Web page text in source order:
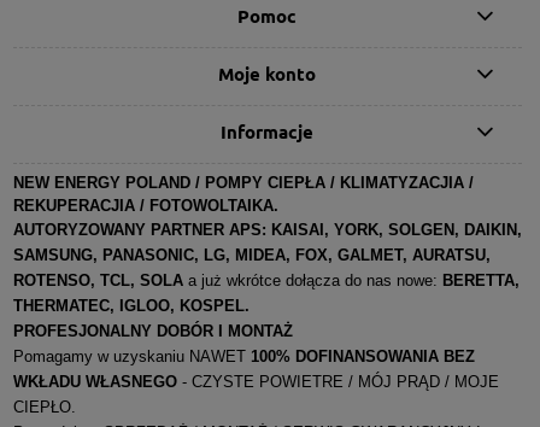
Pomoc
Moje konto
Informacje
NEW ENERGY POLAND / POMPY CIEPŁA / KLIMATYZACJIA /
REKUPERACJIA / FOTOWOLTAIKA.
AUTORYZOWANY PARTNER APS: KAISAI, YORK, SOLGEN, DAIKIN,
SAMSUNG, PANASONIC, LG, MIDEA, FOX, GALMET, AURATSU,
ROTENSO, TCL, SOLA a już wkrótce dołącza do nas nowe: BERETTA,
THERMATEC, IGLOO, KOSPEL.
PROFESJONALNY DOBÓR I MONTAŻ
Pomagamy w uzyskaniu NAWET 100% DOFINANSOWANIA BEZ
WKŁADU WŁASNEGO - CZYSTE POWIETRE / MÓJ PRĄD / MOJE
CIEPŁO.